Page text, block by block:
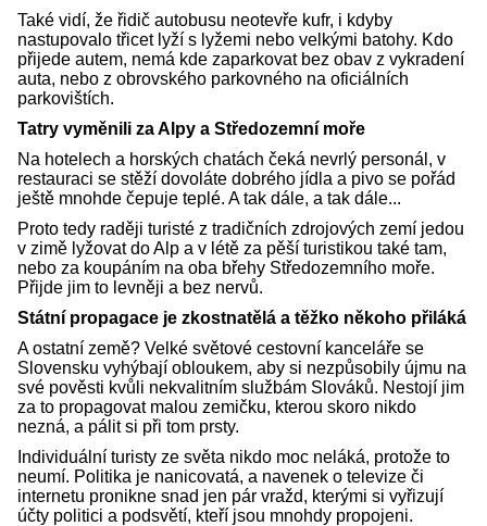
Také vidí, že řidič autobusu neotevře kufr, i kdyby
nastupovalo třicet lyží s lyžemi nebo velkými batohy. Kdo
přijede autem, nemá kde zaparkovat bez obav z vykradení
auta, nebo z obrovského parkovného na oficiálních
parkovištích.
Tatry vyměnili za Alpy a Středozemní moře
Na hotelech a horských chatách čeká nevrlý personál, v
restauraci se stěží dovoláte dobrého jídla a pivo se pořád
ještě mnohde čepuje teplé. A tak dále, a tak dále...
Proto tedy raději turisté z tradičních zdrojových zemí jedou
v zimě lyžovat do Alp a v létě za pěší turistikou také tam,
nebo za koupáním na oba břehy Středozemního moře.
Přijde jim to levněji a bez nervů.
Státní propagace je zkostnatělá a těžko někoho přiláká
A ostatní země? Velké světové cestovní kanceláře se
Slovensku vyhýbají obloukem, aby si nezpůsobily újmu na
své pověsti kvůli nekvalitním službám Slováků. Nestojí jim
za to propagovat malou zemičku, kterou skoro nikdo
nezná, a pálit si při tom prsty.
Individuální turisty ze světa nikdo moc neláká, protože to
neumí. Politika je nanicovatá, a navenek o televize či
internetu pronikne snad jen pár vražd, kterými si vyřizují
účty politici a podsvětí, kteří jsou mnohdy propojeni.